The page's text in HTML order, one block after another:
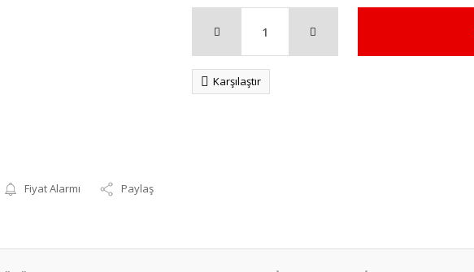
Fiyat Alarmı Paylaş
Karşılaştır